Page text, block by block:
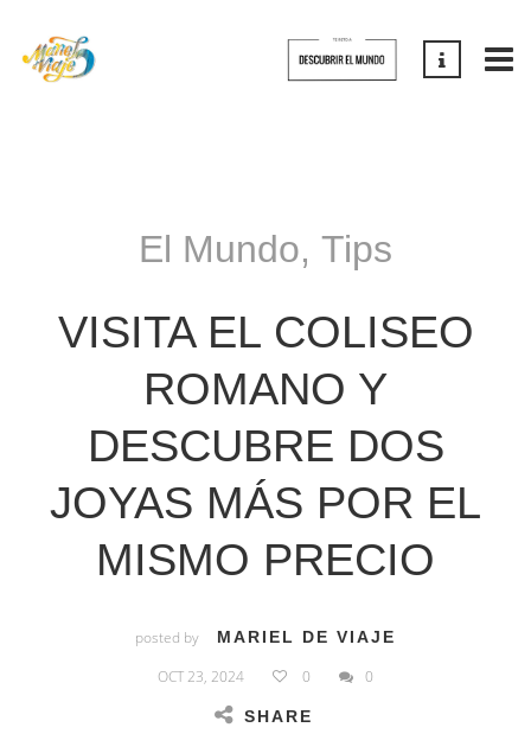
El Mundo, Tips
VISITA EL COLISEO
ROMANO Y
DESCUBRE DOS
JOYAS MÁS POR EL
MISMO PRECIO
posted by MARIEL DE VIAJE
OCT 23, 2024 0 0
SHARE